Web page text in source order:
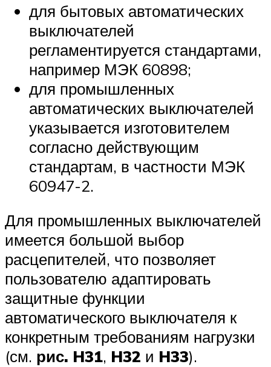
для бытовых автоматических
выключателей
регламентируется стандартами,
например МЭК 60898;
для промышленных
автоматических выключателей
указывается изготовителем
согласно действующим
стандартам, в частности МЭК
60947-2.
Для промышленных выключателей
имеется большой выбор
расцепителей, что позволяет
пользователю адаптировать
защитные функции
автоматического выключателя к
конкретным требованиям нагрузки
(см. рис. H31, H32 и H33).